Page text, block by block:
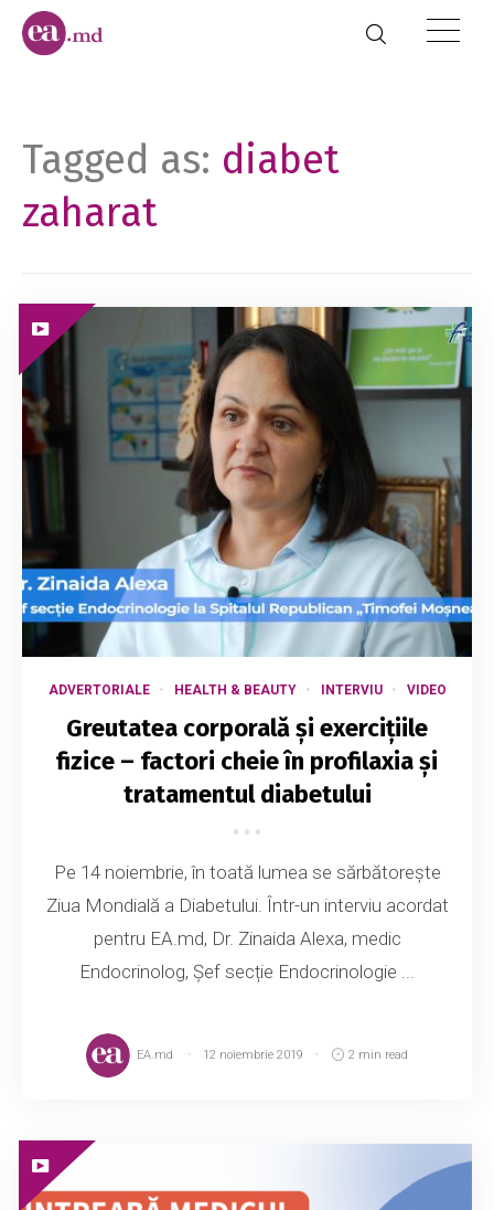
Tagged as: diabet
zaharat
ADVERTORIALE HEALTH & BEAUTY INTERVIU VIDEO
Greutatea corporală și exercițiile
fizice – factori cheie în profilaxia și
tratamentul diabetului
Pe 14 noiembrie, în toată lumea se sărbătorește
Ziua Mondială a Diabetului. Într-un interviu acordat
pentru EA.md, Dr. Zinaida Alexa, medic
Endocrinolog, Șef secție Endocrinologie ...
EA.md 12 noiembrie 2019 2 min read